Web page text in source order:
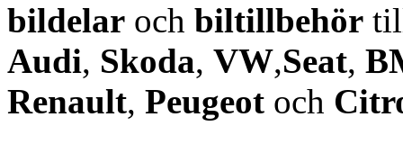
bildelar och biltillbehör
Audi, Skoda, VW,Seat,
Renault, Peugeot och